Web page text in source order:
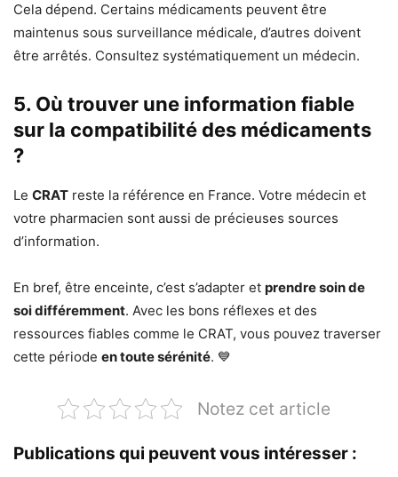
Cela dépend. Certains médicaments peuvent être
maintenus sous surveillance médicale, d’autres doivent
être arrêtés. Consultez systématiquement un médecin.
5. Où trouver une information fiable
sur la compatibilité des médicaments
?
Le CRAT reste la référence en France. Votre médecin et
votre pharmacien sont aussi de précieuses sources
d’information.
En bref, être enceinte, c’est s’adapter et prendre soin de
soi différemment. Avec les bons réflexes et des
ressources fiables comme le CRAT, vous pouvez traverser
cette période en toute sérénité. 💙
Notez cet article
Publications qui peuvent vous intéresser :